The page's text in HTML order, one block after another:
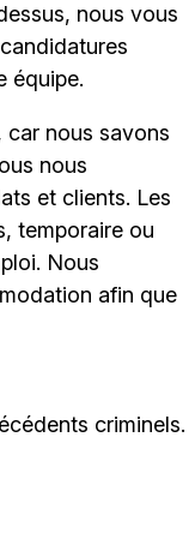
nous vous
équipe.
nous savons
nous
et clients. Les
temporaire ou
Nous
afin que
criminels.